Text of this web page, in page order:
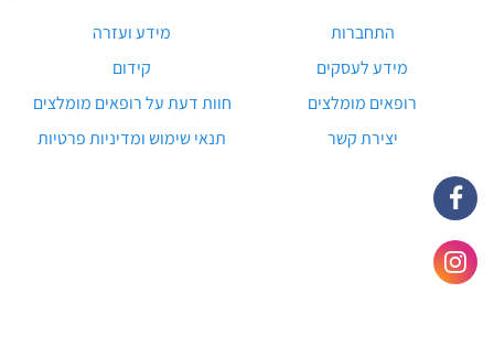
התחברות
מידע ועזרה
מידע לעסקים
קידום
רופאים מומלצים
חוות דעת על רופאים מומלצים
יצירת קשר
תנאי שימוש ומדיניות פרטיות